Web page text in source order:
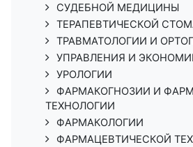
СУДЕБНОЙ МЕДИЦИНЫ
ТЕРАПЕВТИЧЕСКОЙ
ТРАВМАТОЛОГИИ И
УПРАВЛЕНИЯ И
УРОЛОГИИ
ФАРМАКОГНОЗИИ И
ТЕХНОЛОГИИ
ФАРМАКОЛОГИИ
ФАРМАЦЕВТИЧЕСКОЙ